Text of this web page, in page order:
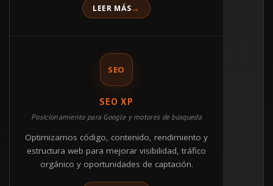
LEER MÁS
SEO
SEO XP
Posicionamiento para Google y motores de búsqueda
Optimizamos código, contenido, rendimiento y
estructura web para mejorar visibilidad, tráfico
orgánico y oportunidades de captación.